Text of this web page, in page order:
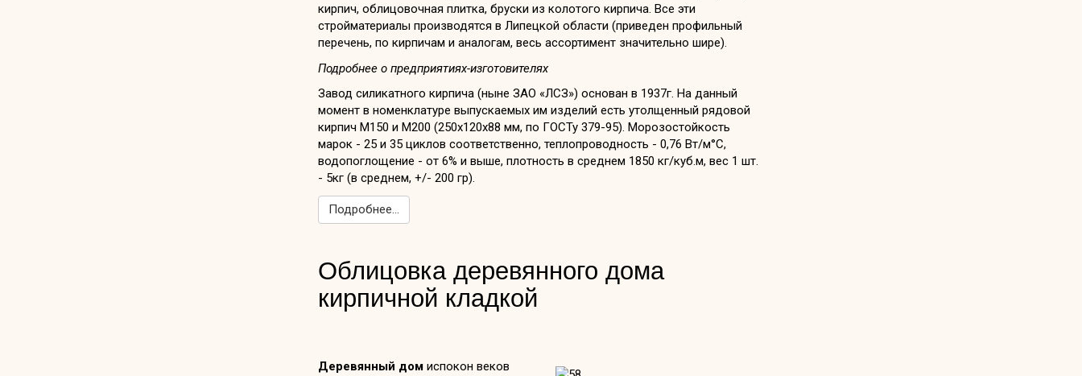
кирпич, облицовочная плитка, бруски из колотого кирпича. Все эти
стройматериалы производятся в Липецкой области (приведен профильный
перечень, по кирпичам и аналогам, весь ассортимент значительно шире).
Подробнее о предприятиях-изготовителях
Завод силикатного кирпича (ныне ЗАО «ЛСЗ») основан в 1937г. На данный
момент в номенклатуре выпускаемых им изделий есть утолщенный рядовой
кирпич М150 и М200 (250х120х88 мм, по ГОСТу 379-95). Морозостойкость
марок - 25 и 35 циклов соответственно, теплопроводность - 0,76 Вт/м°С,
водопоглощение - от 6% и выше, плотность в среднем 1850 кг/куб.м, вес 1 шт.
- 5кг (в среднем, +/- 200 гр).
Подробнее...
Облицовка деревянного дома
кирпичной кладкой
Деревянный домиспокон веков